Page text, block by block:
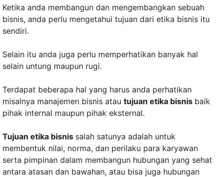
Ketika anda membangun dan mengembangkan sebuah
bisnis, anda perlu mengetahui tujuan dari etika bisnis itu
sendiri.
Selain itu anda juga perlu memperhatikan banyak hal
selain untung maupun rugi.
Terdapat beberapa hal yang harus anda perhatikan
misalnya manajemen bisnis atau tujuan etika bisnis baik
pihak internal maupun pihak eksternal.
Tujuan etika bisnis salah satunya adalah untuk
membentuk nilai, norma, dan perilaku para karyawan
serta pimpinan dalam membangun hubungan yang sehat
antara atasan dan bawahan, atau bisa juga hubungan